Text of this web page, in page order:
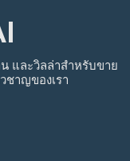
และวิลล่าสำหรับขาย
ชาญของเรา